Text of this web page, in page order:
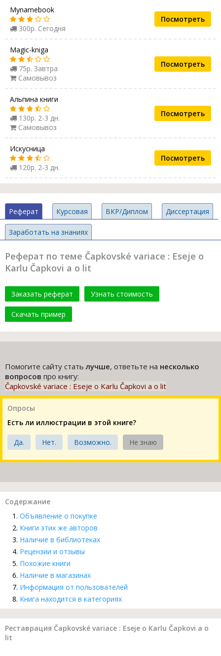
Mynamebook
300р. Сегодня
Посмотреть
Magic-kniga
75р. Завтра
Самовывоз
Посмотреть
Альпина книги
130р. 2-3 дн.
Самовывоз
Посмотреть
Искусница
120р. 2-3 дн.
Посмотреть
Реферат Курсовая ВКР/Диплом Диссертация
Заработать на знаниях
Реферат по теме Čapkovské variace : Eseje o
Karlu Čapkovi a o lit
Заказать реферат Узнать стоимость
Скачать пример
Помогите сайту статьлучше, ответьте на несколько
вопросов про книгу:
Čapkovské variace : Eseje o Karlu Čapkovi a o lit
Опросы
Есть ли иллюстрации в этой книге?
Да. Нет. Возможно. Не знаю
Содержание
Объявление о покупке
Книги этих же авторов
Наличие в библиотеках
Рецензии и отзывы
Похожие книги
Наличие в магазинах
Информация от пользователей
Книга находится в категориях
Реставрация Čapkovské variace : Eseje o Karlu Čapkovi a o
lit